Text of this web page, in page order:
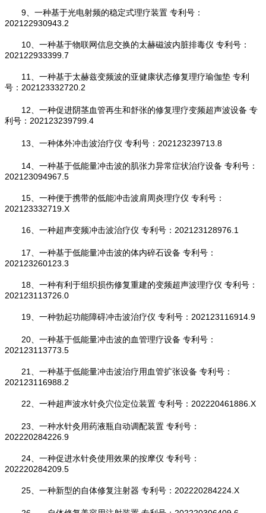
9、一种基于光电射频的稳定式理疗装置 专利号：
202122930943.2
10、一种基于物联网信息交换的太赫磁波内脏排毒仪 专利号：
202122933399.7
11、一种基于太赫兹变频波的亚健康状态修复理疗瑜伽垫 专利
号：202123332720.2
12、一种促进阴茎血管再生和舒张的修复理疗变频超声波设备 专
利号：202123239799.4
13、一种体外冲击波治疗仪 专利号：202123239713.8
14、一种基于低能量冲击波的肌张力异常症状治疗设备 专利号：
202123094967.5
15、一种便于携带的低能冲击波肩周炎理疗仪 专利号：
202123332719.X
16、一种超声变频冲击波治疗仪 专利号：202123128976.1
17、一种基于低能量冲击波的体内碎石设备 专利号：
202123260123.3
18、一种有利于组织损伤修复重建的变频超声波理疗仪 专利号：
202123113726.0
19、一种勃起功能障碍冲击波治疗仪 专利号：202123116914.9
20、一种基于低能量冲击波的血管理疗设备 专利号：
202123113773.5
21、一种基于低能量冲击波治疗用血管扩张设备 专利号：
202123116988.2
22、一种超声波水针灸穴位定位装置 专利号：202220461886.X
23、一种水针灸用药液瓶自动调配装置 专利号：
202220284226.9
24、一种促进水针灸使用效果的按摩仪 专利号：
202220284209.5
25、一种新型的自体修复注射器 专利号：202220284224.X